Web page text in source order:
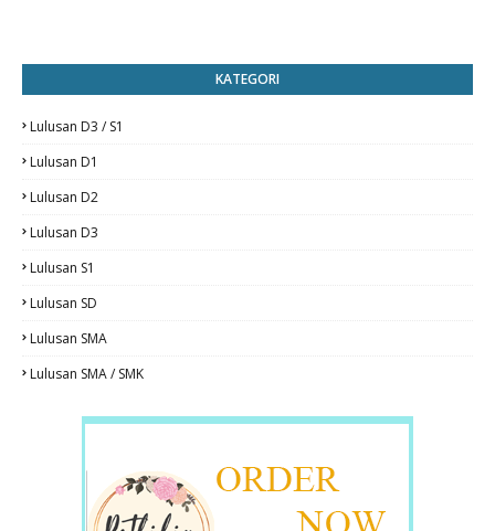
KATEGORI
Lulusan D3 / S1
Lulusan D1
Lulusan D2
Lulusan D3
Lulusan S1
Lulusan SD
Lulusan SMA
Lulusan SMA / SMK